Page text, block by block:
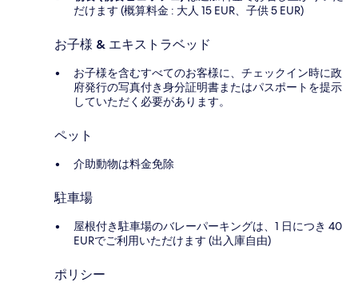
だけます (概算料金 : 大人 15 EUR、子供 5 EUR)
お子様 & エキストラベッド
お子様を含むすべてのお客様に、チェックイン時に政
府発行の写真付き身分証明書またはパスポートを提示
していただく必要があります。
ペット
介助動物は料金免除
駐車場
屋根付き駐車場のバレーパーキングは、1 日につき 40
EURでご利用いただけます (出入庫自由)
ポリシー